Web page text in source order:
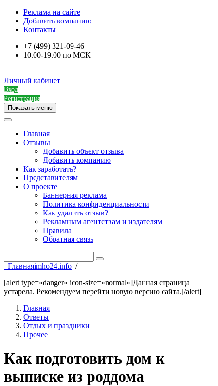
Реклама на сайте
Добавить компанию
Контакты
+7 (499) 321-09-46
10.00-19.00 по МСК
Личный кабинет
Вход
Регистрация
Показать меню
Главная
Отзывы
Добавить объект отзыва
Добавить компанию
Как заработать?
Представителям
О проекте
Баннерная реклама
Политика конфиденциальности
Как удалить отзыв?
Рекламным агентствам и издателям
Правила
Обратная связь
Главнаяimho24.info /
[alert type=»danger» icon-size=»normal»]Данная страница
устарела. Рекомендуем перейти новую версию сайта.[/alert]
Главная
Ответы
Отдых и праздники
Прочее
Как подготовить дом к
выписке из роддома